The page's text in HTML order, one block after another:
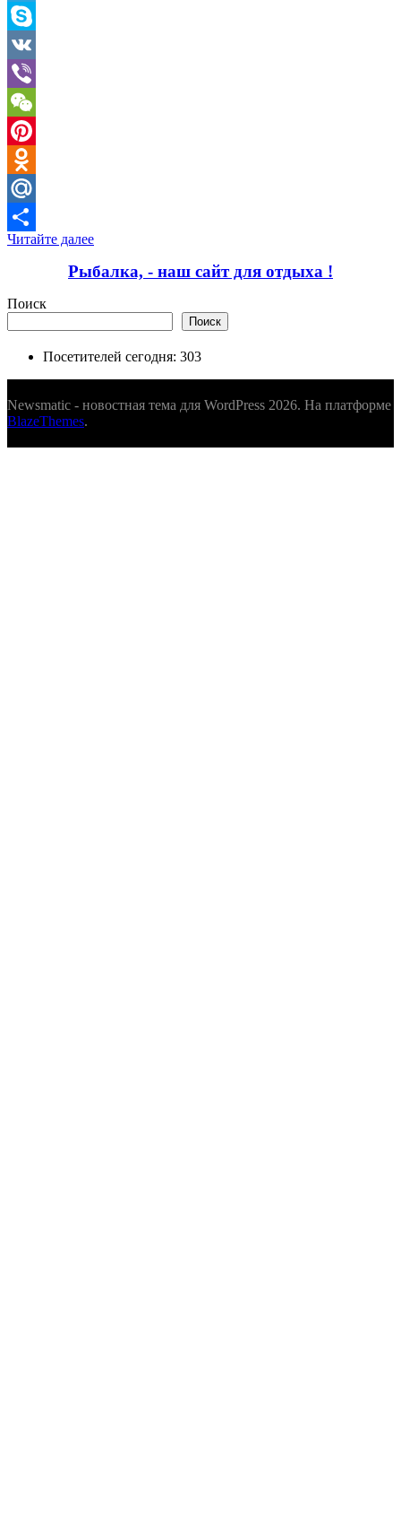
Telegram
Skype
VK
Viber
WeChat
Pinterest
Odnoklassniki
Mail.Ru
Отправить
Читайте далее
Рыбалка, - наш сайт для отдыха !
Поиск
Поиск
Посетителей сегодня: 303
Newsmatic - новостная тема для WordPress 2026. На платформе
BlazeThemes.